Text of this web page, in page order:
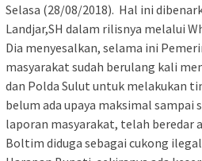
Selasa (28/08/2018). Hal ini
Landjar,SH dalam rilisnya melalui
Dia menyesalkan, selama ini
masyarakat sudah berulang kali
dan Polda Sulut untuk melakukan
belum ada upaya maksimal sampai
laporan masyarakat, telah beredar
Boltim diduga sebagai cukong